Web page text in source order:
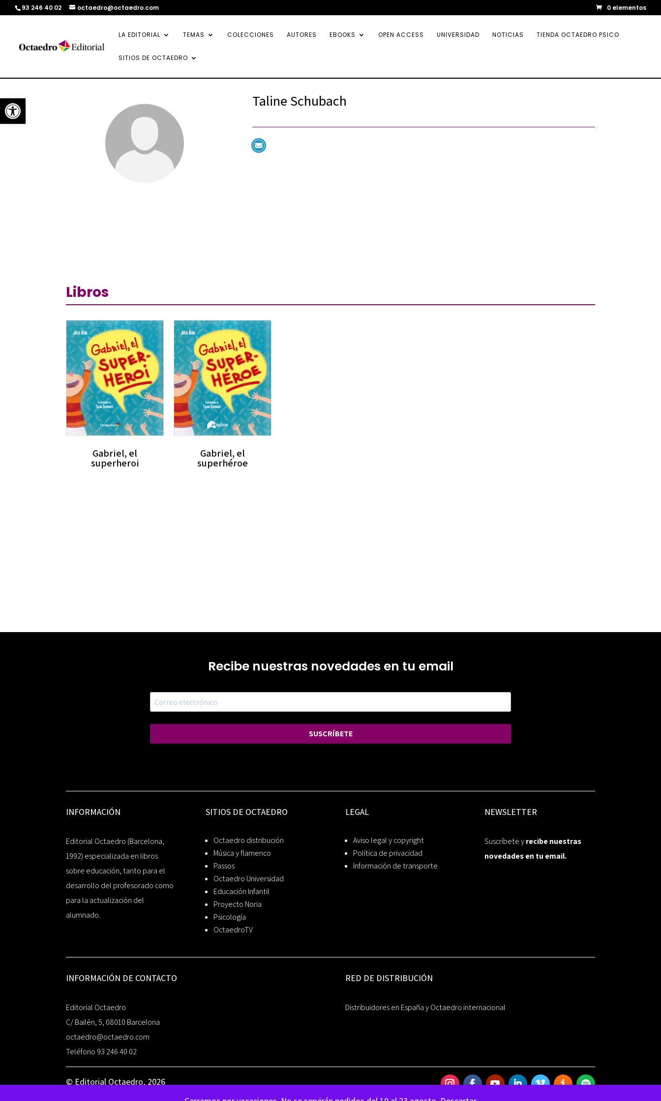
Abrir barra de herramientas
93 246 40 02 octaedro@octaedro.com 0 elementos
LA EDITORIAL TEMAS COLECCIONES AUTORES EBOOKS OPEN ACCESS UNIVERSIDAD NOTICIAS TIENDA OCTAEDRO PSICO
SITIOS DE OCTAEDRO
Taline Schubach
Libros
Gabriel, el
superheroi
Gabriel, el
superhéroe
Recibe nuestras novedades en tu email
SUSCRÍBETE
INFORMACIÓN
Editorial Octaedro (Barcelona,
1992) especializada en libros
sobre educación, tanto para el
desarrollo del profesorado como
para la actualización del
alumnado.
SITIOS DE OCTAEDRO
Octaedro distribución
Música y flamenco
Passos
Octaedro Universidad
Educación Infantil
Proyecto Noria
Psicología
OctaedroTV
LEGAL
Aviso legal y copyright
Política de privacidad
Información de transporte
NEWSLETTER
Suscríbete yrecibe nuestras
novedades en tu email.
INFORMACIÓN DE CONTACTO
Editorial Octaedro
C/ Bailén, 5, 08010 Barcelona
octaedro@octaedro.com
Teléfono 93 246 40 02
RED DE DISTRIBUCIÓN
Distribuidores en España y Octaedro internacional
© Editorial Octaedro, 2026